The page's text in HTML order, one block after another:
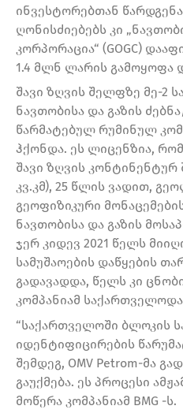
ინვესტორებთან
ღონისძიებებს კი
კორპორაცია“ (GOGC)
1.4 მლნ ლარის გამოყოფა
შავი ზღვის შელფზე მე-2
ნავთობისა და გაზის
წარმატებულ რუმინულ
ჰქონდა. ეს ლიცენზია,
შავი ზღვის
კვ.კმ), 25 წლის ვადით,
გეოფიზიკური
ნავთობისა და გაზის
ჯერ კიდევ 2021 წელს
სამუშაოების დაწყების
გადავადდა, წელს კი
კომპანიამ
“საქართველოში ბლოკის
იდენტიფიცირების
შემდეგ, OMV Petrom-მა
გაუქმება. ეს პროცესი
მოწერა კომპანიამ BMG -ს.